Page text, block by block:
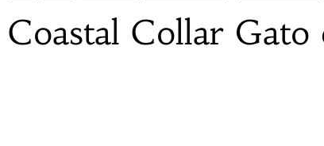
Coastal Collar